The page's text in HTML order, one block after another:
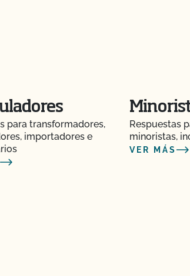
para transformadores,
importadores e
Respuestas
minoristas,
VER MÁS